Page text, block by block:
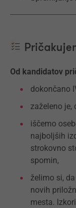
Od kandidatov
dokončano
zaželeno je,
iščemo
najboljših
strokovno
spomin,
želimo si,
novih
mesta.